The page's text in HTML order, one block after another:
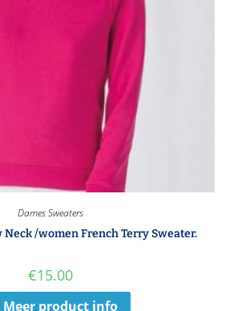
Dames Sweaters
Neck /women French Terry Sweater.
€15.00
Meer product info